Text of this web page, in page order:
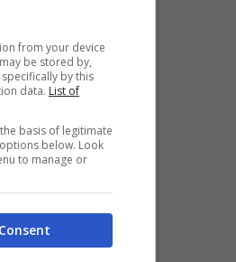
from your device
be stored by,
by this
data. List of
basis of legitimate
below. Look
to manage or
Consent